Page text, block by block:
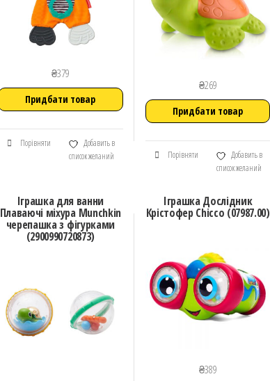
₴379
Придбати товар
Порівняти
Добавить в
список желаний
₴269
Придбати товар
Порівняти
Добавить в
список желаний
Іграшка для ванни
Плаваючі міхура Munchkin
черепашка з фігурками
(2900990720873)
Іграшка Дослідник
Крістофер Chicco (07987.00)
₴389